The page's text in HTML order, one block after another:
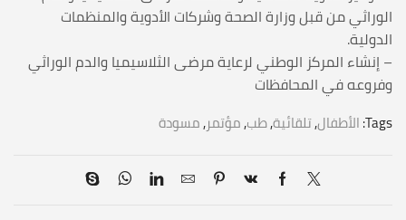
الوراثي من قبل وزارة الصحة وشركات الأدوية والمنظمات
الدولية.
– إنشاء المركز الوطني لرعاية مرضى الثلاسيميا والدم الوراثي
وفروعه في المحافظات
Tags: الأطفال,تلقائية,طب,مؤتمر,مسودة